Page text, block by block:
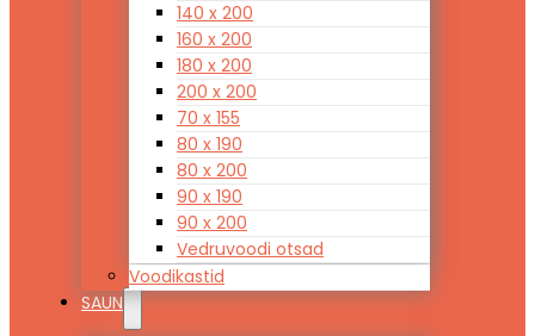
140 x 200
160 x 200
180 x 200
200 x 200
70 x 155
80 x 190
80 x 200
90 x 190
90 x 200
Vedruvoodi otsad
Voodikastid
SAUN